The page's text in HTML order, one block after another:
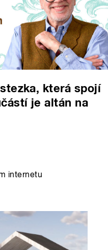
která spojí
je altán na
internetu